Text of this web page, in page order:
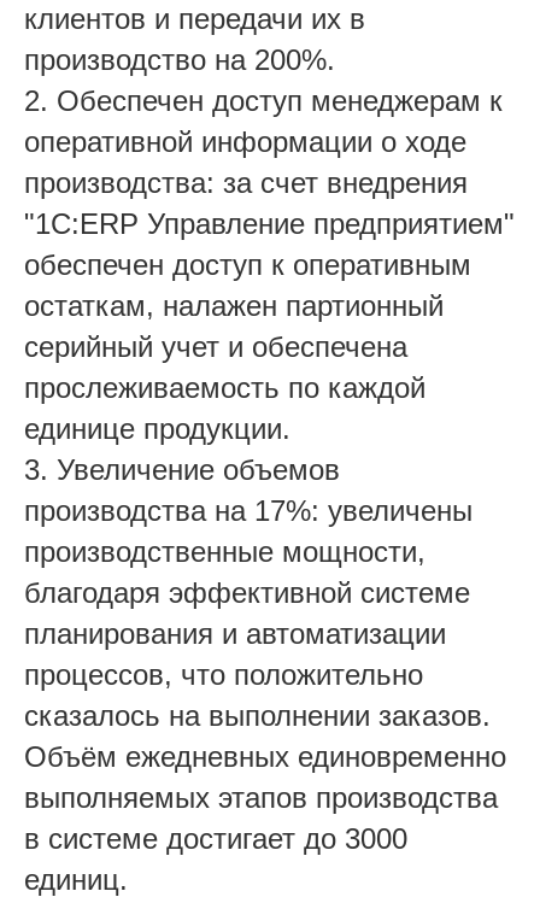
клиентов и передачи их в
производство на 200%.
2. Обеспечен доступ менеджерам к
оперативной информации о ходе
производства: за счет внедрения
"1С:ERP Управление предприятием"
обеспечен доступ к оперативным
остаткам, налажен партионный
серийный учет и обеспечена
прослеживаемость по каждой
единице продукции.
3. Увеличение объемов
производства на 17%: увеличены
производственные мощности,
благодаря эффективной системе
планирования и автоматизации
процессов, что положительно
сказалось на выполнении заказов.
Объём ежедневных единовременно
выполняемых этапов производства
в системе достигает до 3000
единиц.